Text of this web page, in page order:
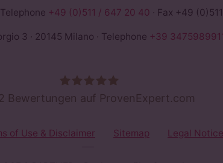
+49 (0)511 / 647 20 40 · Fax +49
3 · 20145 Milano · Telephone +39
Bewertungen auf ProvenExpert.com
of Use & Disclaimer Sitemap Legal Notice